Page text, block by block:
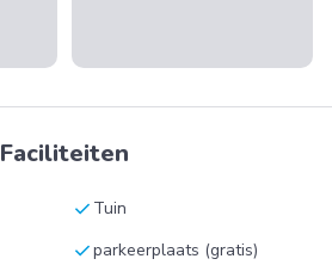
Faciliteiten
check Tuin
checkparkeerplaats (gratis)